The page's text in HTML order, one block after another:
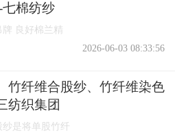
棉纺纱
良好棉兰精
2026-06-03 08:33:56
竹纤维合股纱、竹纤维染色
织集团
是将单股竹纤